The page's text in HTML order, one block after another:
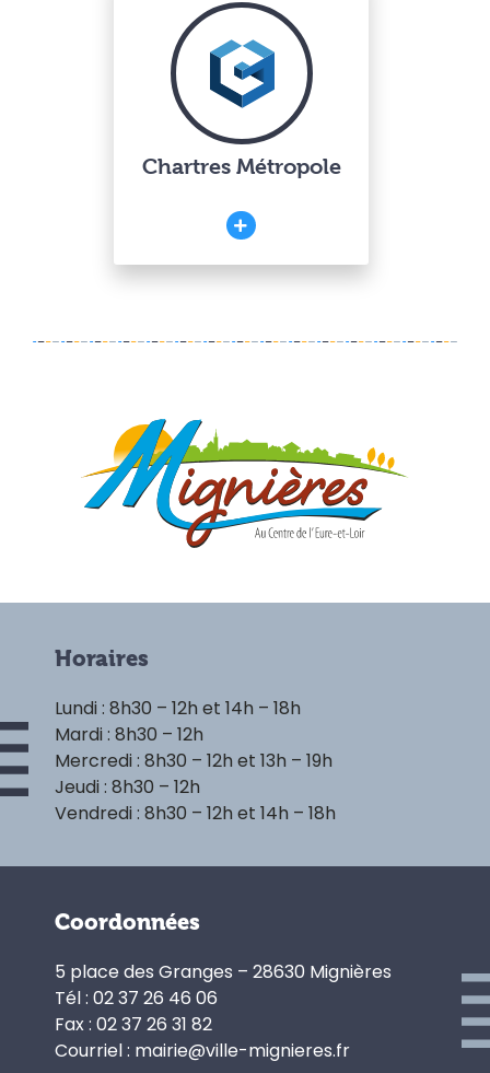
Chartres Métropole
Horaires
Lundi : 8h30 – 12h et 14h – 18h
Mardi : 8h30 – 12h
Mercredi : 8h30 – 12h et 13h – 19h
Jeudi : 8h30 – 12h
Vendredi : 8h30 – 12h et 14h – 18h
Coordonnées
5 place des Granges – 28630 Mignières
Tél : 02 37 26 46 06
Fax : 02 37 26 31 82
Courriel : mairie@ville-mignieres.fr